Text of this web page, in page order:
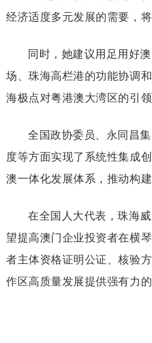
经济适度多元发展的需要，
同时，她建议用足用好
场、珠海高栏港的功能协调
海极点对粤港澳大湾区的引
全国政协委员、永同昌
度等方面实现了系统性集成
澳一体化发展体系，推动构
在全国人大代表，珠海
望提高澳门企业投资者在横
者主体资格证明公证、核验
作区高质量发展提供强有力